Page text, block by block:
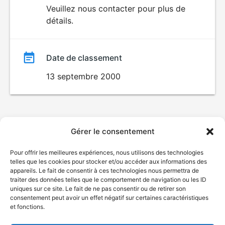
Gérer le consentement
Pour offrir les meilleures expériences, nous utilisons des technologies
telles que les cookies pour stocker et/ou accéder aux informations des
appareils. Le fait de consentir à ces technologies nous permettra de
traiter des données telles que le comportement de navigation ou les ID
uniques sur ce site. Le fait de ne pas consentir ou de retirer son
consentement peut avoir un effet négatif sur certaines caractéristiques
et fonctions.
Veuillez nous contacter pour plus de
détails.
Date de classement
13 septembre 2000